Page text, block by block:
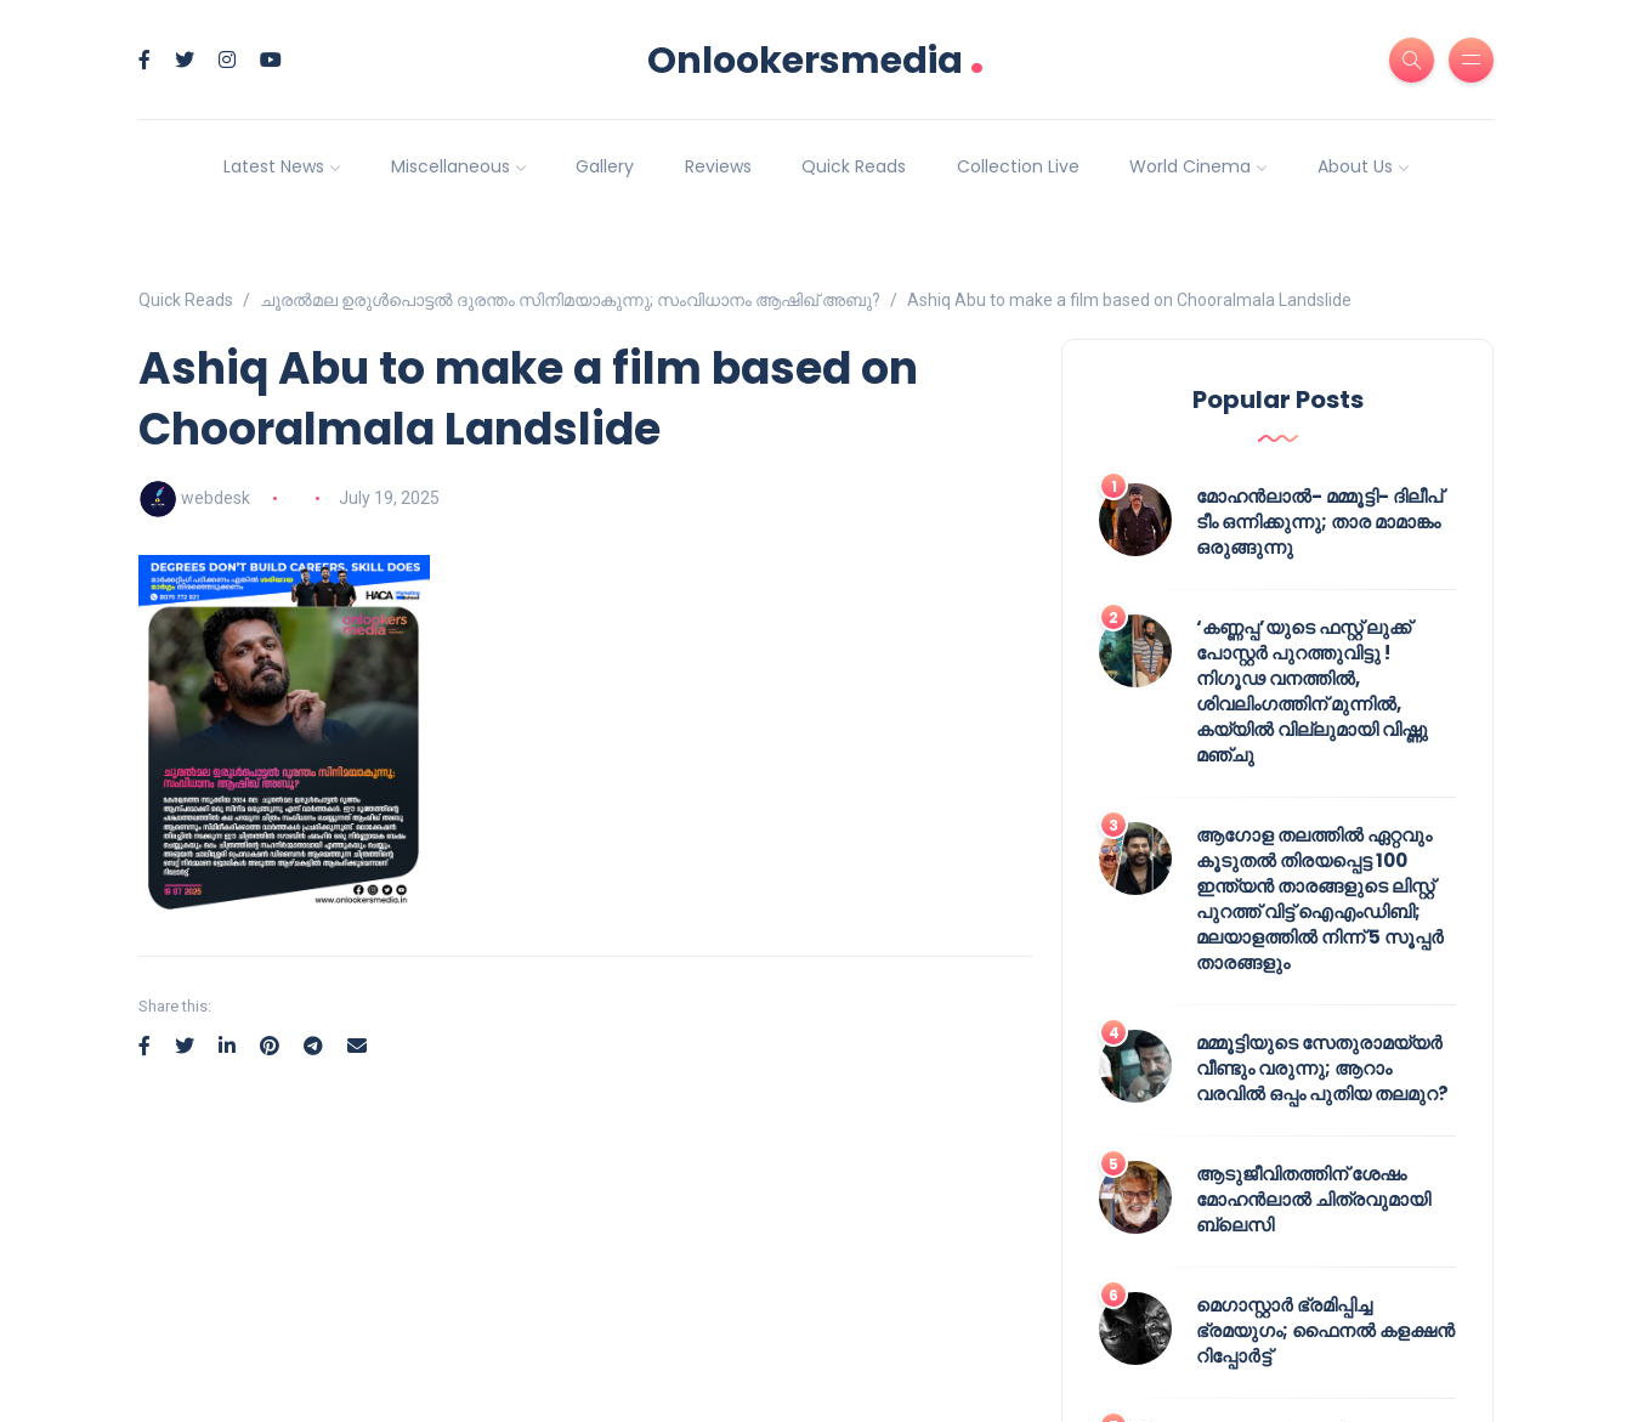
Onlookersmedia .
Latest News Miscellaneous Gallery Reviews Quick Reads Collection Live World Cinema About Us
Quick Reads ചൂരൽമല ഉരുൾപൊട്ടൽ ദുരന്തം സിനിമയാകുന്നു; സംവിധാനം ആഷിഖ് അബു? Ashiq Abu to make a film based on Chooralmala Landslide
Ashiq Abu to make a film based on
Chooralmala Landslide
webdesk July 19, 2025
Share this:
Popular Posts
മോഹൻലാൽ- മമ്മൂട്ടി- ദിലീപ്
ടീം ഒന്നിക്കുന്നു; താര മാമാങ്കം
ഒരുങ്ങുന്നു
‘കണ്ണപ്പ’യുടെ ഫസ്റ്റ് ലുക്ക്
പോസ്റ്റർ പുറത്തുവിട്ടു !
നിഗൂഢ വനത്തിൽ,
ശിവലിംഗത്തിന് മുന്നിൽ,
കയ്യിൽ വില്ലുമായി വിഷ്ണു
മഞ്ചു
ആഗോള തലത്തിൽ ഏറ്റവും
കൂടുതൽ തിരയപ്പെട്ട 100
ഇന്ത്യൻ താരങ്ങളുടെ ലിസ്റ്റ്
പുറത്ത് വിട്ട് ഐഎംഡിബി;
മലയാളത്തിൽ നിന്ന് 5 സൂപ്പർ
താരങ്ങളും
മമ്മൂട്ടിയുടെ സേതുരാമയ്യർ
വീണ്ടും വരുന്നു; ആറാം
വരവിൽ ഒപ്പം പുതിയ തലമുറ?
ആടുജീവിതത്തിന് ശേഷം
മോഹൻലാൽ ചിത്രവുമായി
ബ്ലെസി
മെഗാസ്റ്റാർ ഭ്രമിപ്പിച്ച
ഭ്രമയുഗം; ഫൈനൽ കളക്ഷൻ
റിപ്പോർട്ട്